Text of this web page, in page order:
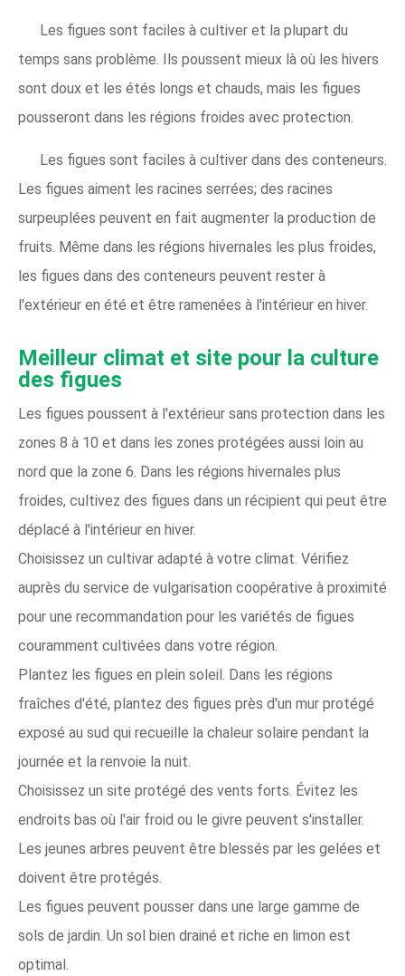
Les figues sont faciles à cultiver et la plupart du
temps sans problème. Ils poussent mieux là où les hivers
sont doux et les étés longs et chauds, mais les figues
pousseront dans les régions froides avec protection.
Les figues sont faciles à cultiver dans des conteneurs.
Les figues aiment les racines serrées; des racines
surpeuplées peuvent en fait augmenter la production de
fruits. Même dans les régions hivernales les plus froides,
les figues dans des conteneurs peuvent rester à
l'extérieur en été et être ramenées à l'intérieur en hiver.
Meilleur climat et site pour la culture
des figues
Les figues poussent à l'extérieur sans protection dans les
zones 8 à 10 et dans les zones protégées aussi loin au
nord que la zone 6. Dans les régions hivernales plus
froides, cultivez des figues dans un récipient qui peut être
déplacé à l'intérieur en hiver.
Choisissez un cultivar adapté à votre climat. Vérifiez
auprès du service de vulgarisation coopérative à proximité
pour une recommandation pour les variétés de figues
couramment cultivées dans votre région.
Plantez les figues en plein soleil. Dans les régions
fraîches d'été, plantez des figues près d'un mur protégé
exposé au sud qui recueille la chaleur solaire pendant la
journée et la renvoie la nuit.
Choisissez un site protégé des vents forts. Évitez les
endroits bas où l'air froid ou le givre peuvent s'installer.
Les jeunes arbres peuvent être blessés par les gelées et
doivent être protégés.
Les figues peuvent pousser dans une large gamme de
sols de jardin. Un sol bien drainé et riche en limon est
optimal.